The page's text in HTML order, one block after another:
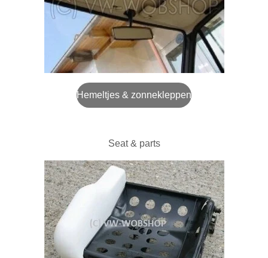
Hemeltjes & zonnekleppen
Seat & parts